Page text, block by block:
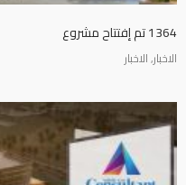
1364 تم إفتتاح مشروع
الاخبار, الاخبار